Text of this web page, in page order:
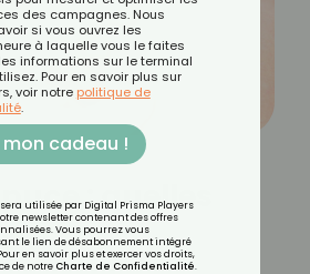
: quelles
des campagnes. Nous
si vous ouvrez les
à laquelle vous le faites
informations sur le terminal
Pour en savoir plus sur
voir notre politique de
.
cadeau !
utilisée par Digital Prisma Players
newsletter contenant des offres
Vous pourrez vous
le lien de désabonnement intégré
en savoir plus et exercer vos droits,
de notre Charte de Confidentialité.